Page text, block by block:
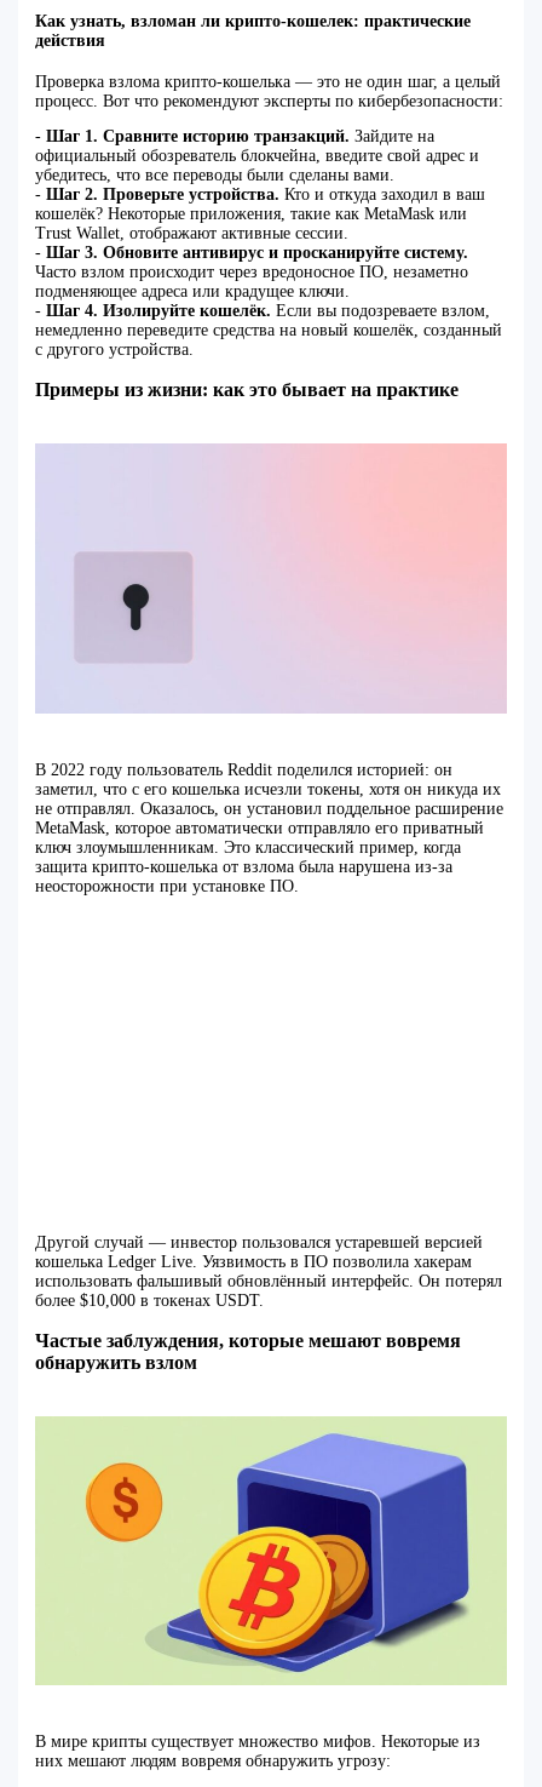
Как узнать, взломан ли крипто-кошелек: практические
действия
Проверка взлома крипто-кошелька — это не один шаг, а целый
процесс. Вот что рекомендуют эксперты по кибербезопасности:
-Шаг 1. Сравните историю транзакций. Зайдите на
официальный обозреватель блокчейна, введите свой адрес и
убедитесь, что все переводы были сделаны вами.
-Шаг 2. Проверьте устройства. Кто и откуда заходил в ваш
кошелёк? Некоторые приложения, такие как MetaMask или
Trust Wallet, отображают активные сессии.
-Шаг 3. Обновите антивирус и просканируйте систему.
Часто взлом происходит через вредоносное ПО, незаметно
подменяющее адреса или крадущее ключи.
-Шаг 4. Изолируйте кошелёк. Если вы подозреваете взлом,
немедленно переведите средства на новый кошелёк, созданный
с другого устройства.
Примеры из жизни: как это бывает на практике
В 2022 году пользователь Reddit поделился историей: он
заметил, что с его кошелька исчезли токены, хотя он никуда их
не отправлял. Оказалось, он установил поддельное расширение
MetaMask, которое автоматически отправляло его приватный
ключ злоумышленникам. Это классический пример, когда
защита крипто-кошелька от взлома была нарушена из-за
неосторожности при установке ПО.
Другой случай — инвестор пользовался устаревшей версией
кошелька Ledger Live. Уязвимость в ПО позволила хакерам
использовать фальшивый обновлённый интерфейс. Он потерял
более $10,000 в токенах USDT.
Частые заблуждения, которые мешают вовремя
обнаружить взлом
В мире крипты существует множество мифов. Некоторые из
них мешают людям вовремя обнаружить угрозу: